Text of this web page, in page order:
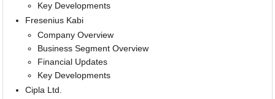
Key Developments
Fresenius Kabi
Company Overview
Business Segment Overview
Financial Updates
Key Developments
Cipla Ltd.